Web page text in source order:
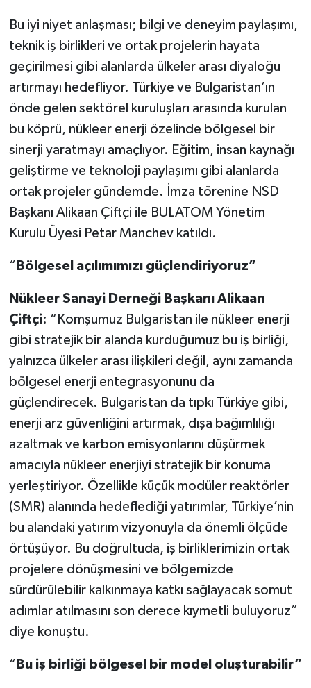
Bu iyi niyet anlaşması; bilgi ve deneyim paylaşımı,
teknik iş birlikleri ve ortak projelerin hayata
geçirilmesi gibi alanlarda ülkeler arası diyaloğu
artırmayı hedefliyor. Türkiye ve Bulgaristan’ın
önde gelen sektörel kuruluşları arasında kurulan
bu köprü, nükleer enerji özelinde bölgesel bir
sinerji yaratmayı amaçlıyor. Eğitim, insan kaynağı
geliştirme ve teknoloji paylaşımı gibi alanlarda
ortak projeler gündemde. İmza törenine NSD
Başkanı Alikaan Çiftçi ile BULATOM Yönetim
Kurulu Üyesi Petar Manchev katıldı.
“ Bölgesel açılımımızı güçlendiriyoruz”
Nükleer Sanayi Derneği Başkanı Alikaan
Çiftçi: “Komşumuz Bulgaristan ile nükleer enerji
gibi stratejik bir alanda kurduğumuz bu iş birliği,
yalnızca ülkeler arası ilişkileri değil, aynı zamanda
bölgesel enerji entegrasyonunu da
güçlendirecek. Bulgaristan da tıpkı Türkiye gibi,
enerji arz güvenliğini artırmak, dışa bağımlılığı
azaltmak ve karbon emisyonlarını düşürmek
amacıyla nükleer enerjiyi stratejik bir konuma
yerleştiriyor. Özellikle küçük modüler reaktörler
(SMR) alanında hedeflediği yatırımlar, Türkiye’nin
bu alandaki yatırım vizyonuyla da önemli ölçüde
örtüşüyor. Bu doğrultuda, iş birliklerimizin ortak
projelere dönüşmesini ve bölgemizde
sürdürülebilir kalkınmaya katkı sağlayacak somut
adımlar atılmasını son derece kıymetli buluyoruz”
diye konuştu.
“ Bu iş birliği bölgesel bir model oluşturabilir”